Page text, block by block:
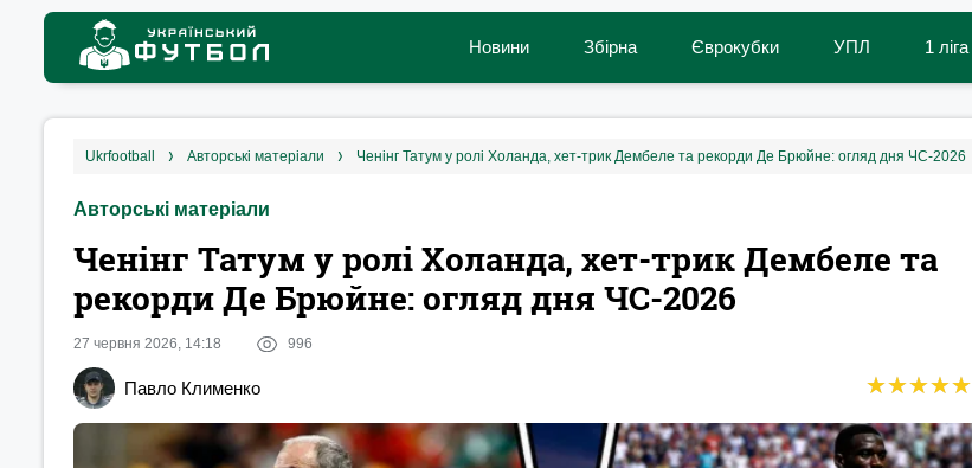
Новини Збірна Єврокубки УПЛ 1 ліга
ukrfootball авторські матеріали Ченінг Татум у ролі Холанда, хет-трик Дембеле та рекорди Де Брюйне: огляд дня ЧС-2026
Авторські матеріали
Ченінг Татум у ролі Холанда, хет-трик Дембеле та
рекорди Де Брюйне: огляд дня ЧС-2026
27 червня 2026, 14:18 996
Павло Клименко ★★★★★
★★★★★